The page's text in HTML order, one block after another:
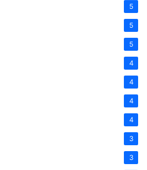
5
5
5
4
4
4
4
3
3